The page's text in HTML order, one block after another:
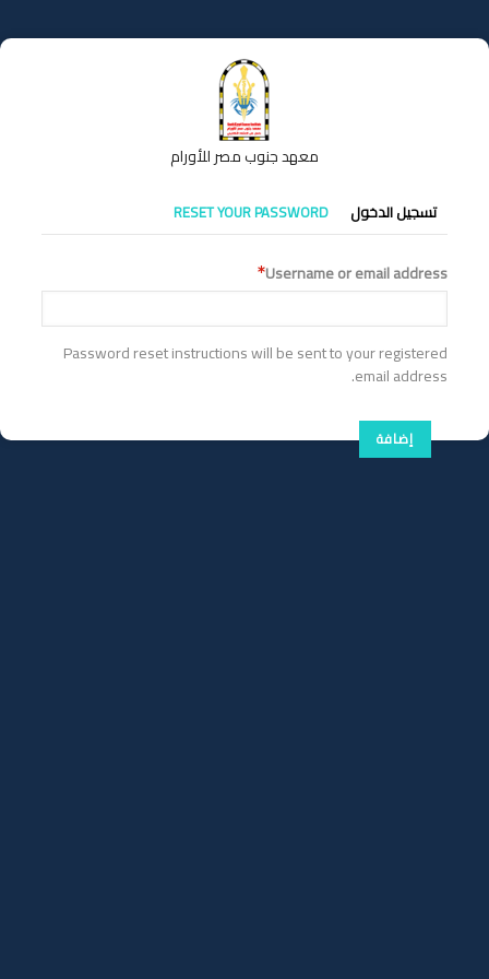
إلى
المحتوى
معهد جنوب مصر للأورام
التبويبات
الأساسية
تسجيل الدخول RESET YOUR PASSWORD
Username or email address
Password reset instructions will be sent to your registered
email address.